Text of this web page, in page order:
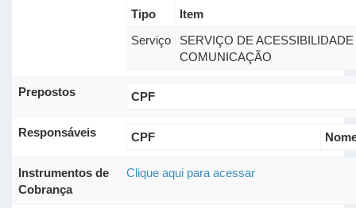
Tipo
Item
Serviço
SERVIÇO DE
COMUNICAÇÃO
Prepostos CPF
Responsáveis CPF
Instrumentos de
Cobrança
Clique aqui para acessar